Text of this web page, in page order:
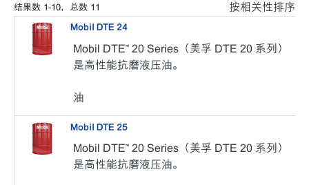
结果数 1-10，总数 11 按相关性排序
Mobil DTE 24
Mobil DTE™ 20 Series（美孚 DTE 20 系列）
是高性能抗磨液压油。
油
Mobil DTE 25
Mobil DTE™ 20 Series（美孚 DTE 20 系列）
是高性能抗磨液压油。